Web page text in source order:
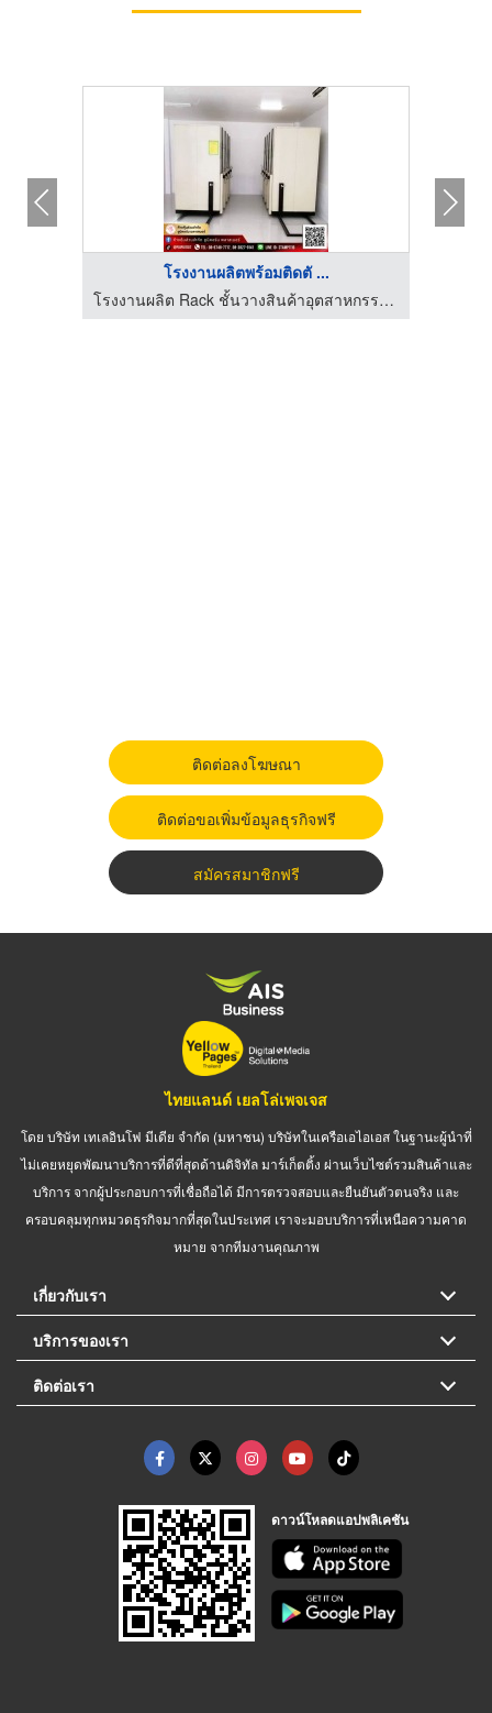
โรงงานผลิตพร้อมติดตั ...
โรงงานผลิต Rack ชั้นวางสินค้าอุตสาหกรรม - ยูนิคอร์น พลาสเนอร์ (6395)
ติดต่อลงโฆษณา
ติดต่อขอเพิ่มข้อมูลธุรกิจฟรี
สมัครสมาชิกฟรี
ไทยแลนด์ เยลโล่เพจเจส
โดย บริษัท เทเลอินโฟ มีเดีย จำกัด (มหาชน) บริษัทในเครือเอไอเอส ในฐานะผู้นำที่
ไม่เคยหยุดพัฒนาบริการที่ดีที่สุดด้านดิจิทัล มาร์เก็ตติ้ง ผ่านเว็บไซต์รวมสินค้าและ
บริการ จากผู้ประกอบการที่เชื่อถือได้ มีการตรวจสอบและยืนยันตัวตนจริง และ
ครอบคลุมทุกหมวดธุรกิจมากที่สุดในประเทศ เราจะมอบบริการที่เหนือความคาด
หมาย จากทีมงานคุณภาพ
เกี่ยวกับเรา
บริการของเรา
ติดต่อเรา
ดาวน์โหลดแอปพลิเคชัน